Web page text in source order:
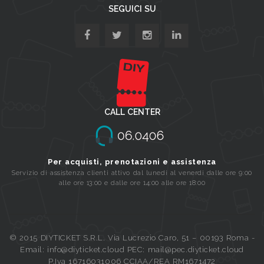
SEGUICI SU
CALL CENTER
Per acquisti, prenotazioni e assistenza
Servizio di assistenza clienti attivo dal lunedi al venerdi dalle ore 9:00
alle ore 13:00 e dalle ore 14:00 alle ore 18:00
© 2015 DIYTICKET S.R.L. Via Lucrezio Caro, 51 – 00193 Roma -
Email: info@diyticket.cloud PEC: mail@pec.diyticket.cloud
P.Iva 16716031006 CCIAA/REA RM1671472